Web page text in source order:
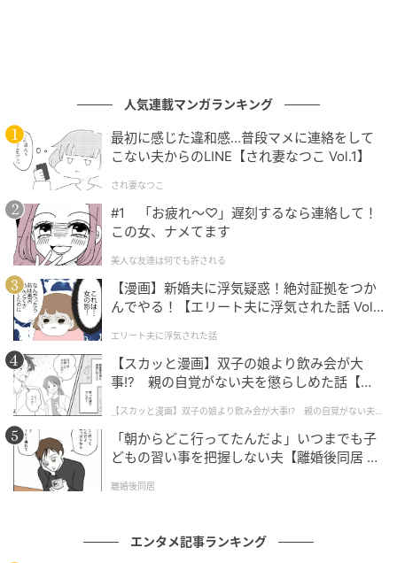
社会現象級作品『国宝』への出演
高畑さんの近年の代表作として外せないのが、映画
国宝 』です。高畑さんはこの作品で、主人公・喜久
雄の幼なじみであり、その人生を長く見つめる福田春
江を演じました。歌舞伎の世界に身を投じる男たちの
物語の中で、高畑さんは芸の世界に生きる喜久雄を日
常の側から見つめ、その人生に伴う痛みや孤独を浮か
び上がらせる存在として強い印象を残しています。
『国宝』は、2026年2月時点で興行収入
破し、邦画実写歴代1位を記録しています。さらに
Prime Videoでは、2026年5月20日からデジタル購入
配信、6月6日から見放題独占配信が開始され、あっと
いう間にPrime Video 国内の映画ランキングで1位を獲
得。劇場公開から約1年を経ても配信開始が注目された
ことから、本作が長く関心を集めていることが分かり
春江の役で印象的なのは、喜久雄の人生の節目で、自
人気連載マンガランキング
最初に感じた違和感…普段マメに連絡をして
こない夫からのLINE【され妻なつこ Vol.1】
され妻なつこ
#1 「お疲れ〜♡」遅刻するなら連絡して！
この女、ナメてます
美人な友達は何でも許される
【漫画】新婚夫に浮気疑惑！絶対証拠をつか
んでやる！【エリート夫に浮気された話 Vol.
エリート夫に浮気された話
【スカッと漫画】双子の娘より飲み会が大
事!? 親の自覚がない夫を懲らしめた話【第1
【スカッと漫画】双子の娘より飲み会が大事!? 親の自覚がない夫を
懲らしめた話
「朝からどこ行ってたんだよ」いつまでも子
どもの習い事を把握しない夫【離婚後同居 Vo
離婚後同居
エンタメ記事ランキング